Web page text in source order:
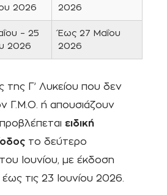
2026
2026
– 25
2026
Έως 27 Μαΐου
2026
της Γ’ Λυκείου που δεν
Γ.Μ.Ο. ή απουσιάζουν
ειδική
το δεύτερο
Ιουνίου, με έκδοση
τις 23 Ιουνίου 2026.